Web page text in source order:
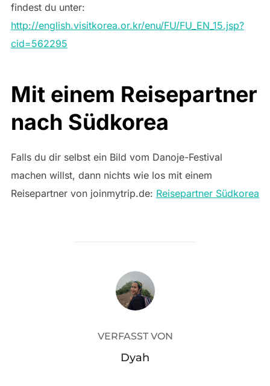
findest du unter:
http://english.visitkorea.or.kr/enu/FU/FU_EN_15.jsp?
cid=562295
Mit einem Reisepartner
nach Südkorea
Falls du dir selbst ein Bild vom Danoje-Festival
machen willst, dann nichts wie los mit einem
Reisepartner von joinmytrip.de: Reisepartner Südkorea
BEITRAGSAUTOR
VERFASST VON
Dyah